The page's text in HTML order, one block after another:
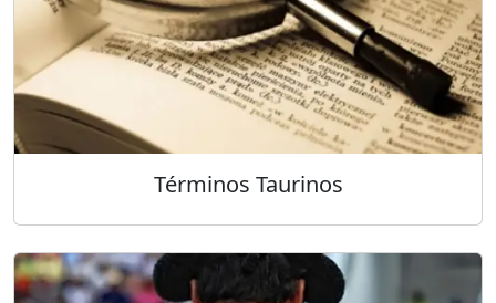
Términos Taurinos